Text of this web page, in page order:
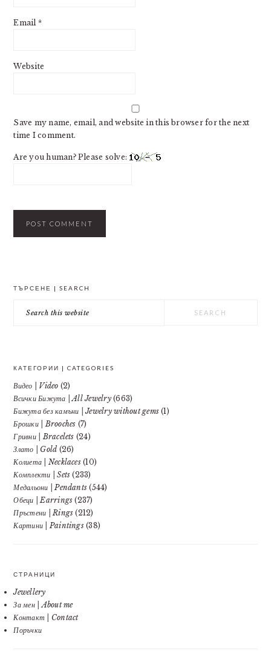
Email *
Website
Save my name, email, and website in this browser for the next
time I comment.
Are you human? Please solve:
ТЪРСЕНЕ | SEARCH
this
КАТЕГОРИИ | CATEGORIES
Видео | Video (2)
Всички Бижута | All Jewelry(663)
Бижута без камъни | Jewelry without gems (1)
Брошки | Brooches (7)
Гривни | Bracelets (24)
Злато | Gold (26)
Колиета | Necklaces(10)
Комплекти | Sets (233)
Медальони | Pendants (544)
Обеци | Earrings (237)
Пръстени | Rings (212)
Картини | Paintings(38)
СТРАНИЦИ
Jewellery
За мен | About me
Контакт | Contact
Поръчки